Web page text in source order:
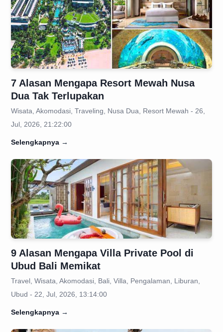
7 Alasan Mengapa Resort Mewah Nusa
Dua Tak Terlupakan
Wisata, Akomodasi, Traveling, Nusa Dua, Resort Mewah - 26,
Jul, 2026, 21:22:00
Selengkapnya →
9 Alasan Mengapa Villa Private Pool di
Ubud Bali Memikat
Travel, Wisata, Akomodasi, Bali, Villa, Pengalaman, Liburan,
Ubud - 22, Jul, 2026, 13:14:00
Selengkapnya →